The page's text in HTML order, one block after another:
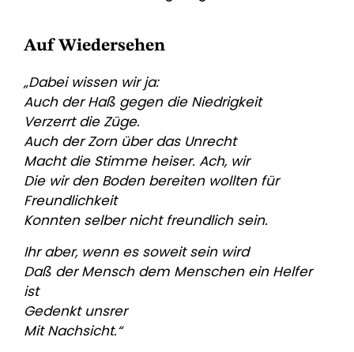
Auf Wiedersehen
„Dabei wissen wir ja:
Auch der Haß gegen die Niedrigkeit
Verzerrt die Züge.
Auch der Zorn über das Unrecht
Macht die Stimme heiser. Ach, wir
Die wir den Boden bereiten wollten für
Freundlichkeit
Konnten selber nicht freundlich sein.
Ihr aber, wenn es soweit sein wird
Daß der Mensch dem Menschen ein Helfer
ist
Gedenkt unsrer
Mit Nachsicht.“